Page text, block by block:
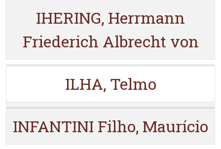
IHERING, Herrmann
Friederich Albrecht von
ILHA, Telmo
INFANTINI Filho, Maurício